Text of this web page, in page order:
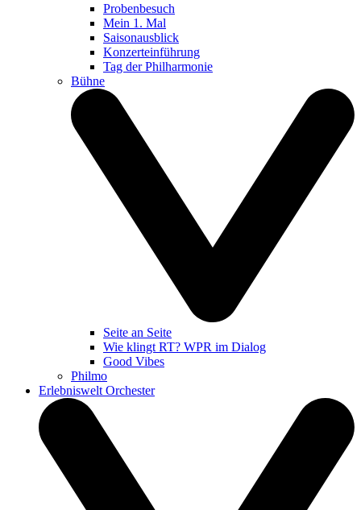
Probenbesuch
Mein 1. Mal
Saisonausblick
Konzerteinführung
Tag der Philharmonie
Bühne
Seite an Seite
Wie klingt RT? WPR im Dialog
Good Vibes
Philmo
Erlebniswelt Orchester